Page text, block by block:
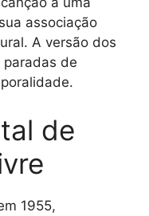
associação
A versão dos
paradas de
de
1955,